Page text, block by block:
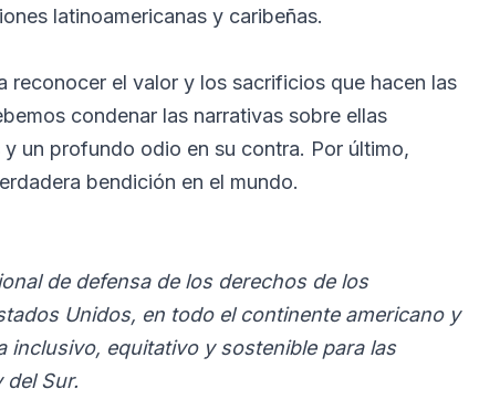
latinoamericanas y caribeñas.
reconocer el valor y los sacrificios que hacen las
condenar las narrativas sobre ellas
un profundo odio en su contra. Por último,
bendición en el mundo.
de defensa de los derechos de los
Unidos, en todo el continente americano y
inclusivo, equitativo y sostenible para las
del Sur.